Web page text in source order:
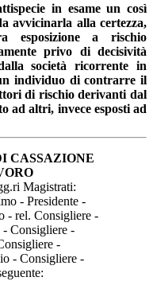
in esame un così
avvicinarla alla certezza,
esposizione a rischio
privo di decisività
società ricorrente in
individuo di contrarre il
di rischio derivanti dal
ad altri, invece esposti ad
CASSAZIONE
Magistrati:
- Presidente -
rel. Consigliere -
Consigliere -
-
- Consigliere -